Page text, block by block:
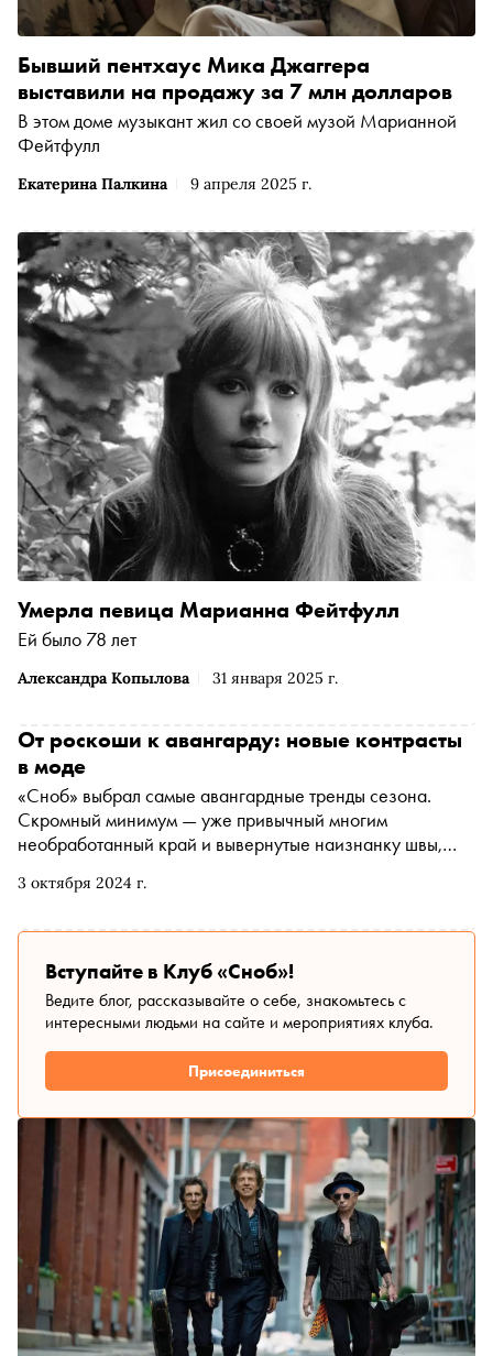
мира поп-музыки. «Сноб» рассказывает, какие ещё
альбомы нужно постараться не пропустить этим летом
Екатерина Палкина 9 апреля 2025 г.
Бывший пентхаус Мика Джаггера
выставили на продажу за 7 млн долларов
В этом доме музыкант жил со своей музой Марианной
Фейтфулл
Александра Копылова 31 января 2025 г.
Умерла певица Марианна Фейтфулл
Ей было 78 лет
3 октября 2024 г.
От роскоши к авангарду: новые контрасты
в моде
«Сноб» выбрал самые авангардные тренды сезона.
Скромный минимум — уже привычный многим
необработанный край и вывернутые наизнанку швы,
прожженный старинный шелк и залитая кислотой кожа.
традиционных или новаторских техниках, но лейтмотив
— расслабленность как антипод спешки. Сложно
созданное, замысловато скроенное, но легкое и
свободное в ношении — вот что предлагают дизайнеры-
интеллектуалы.
Вступайте в Клуб «Сноб»!
Ведите блог, рассказывайте о себе, знакомьтесь с
интересными людьми на сайте и мероприятиях клуба.
Присоединиться